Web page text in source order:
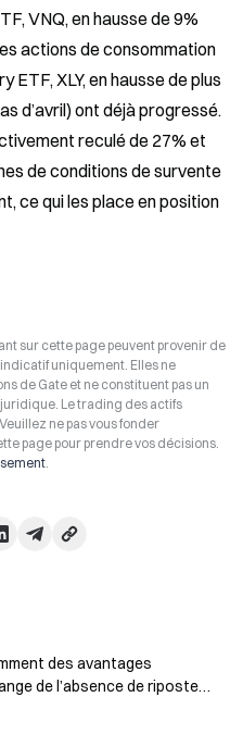
VNQ, en hausse de 9%
actions de consommation
ETF, XLY, en hausse de plus
d’avril) ont déjà progressé.
reculé de 27% et
de conditions de survente
ce qui les place en position
sur cette page peuvent provenir de
uniquement. Elles ne
de Gate et ne constituent pas un
Le trading des actifs
ne pas vous fonder
page pour prendre vos décisions.
.
des avantages
de l’absence de riposte